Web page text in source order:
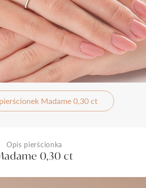
Madame 0,30 ct
Opis pierścionka
0,30 ct